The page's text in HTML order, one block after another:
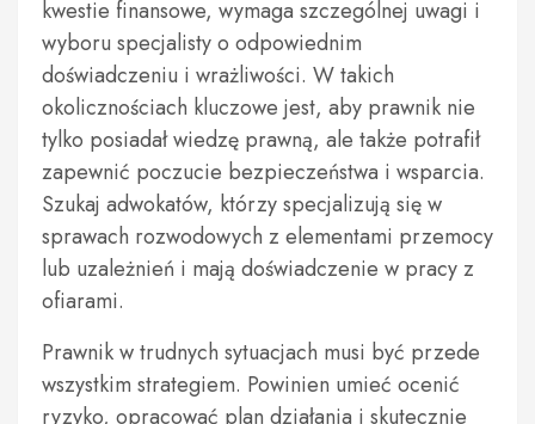
kwestie finansowe, wymaga szczególnej uwagi i
wyboru specjalisty o odpowiednim
doświadczeniu i wrażliwości. W takich
okolicznościach kluczowe jest, aby prawnik nie
tylko posiadał wiedzę prawną, ale także potrafił
zapewnić poczucie bezpieczeństwa i wsparcia.
Szukaj adwokatów, którzy specjalizują się w
sprawach rozwodowych z elementami przemocy
lub uzależnień i mają doświadczenie w pracy z
ofiarami.
Prawnik w trudnych sytuacjach musi być przede
wszystkim strategiem. Powinien umieć ocenić
ryzyko, opracować plan działania i skutecznie